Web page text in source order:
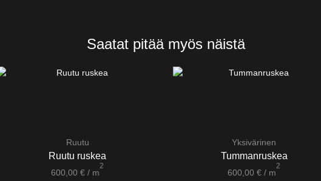
Saatat pitää myös näistä
Ruutu
Ruutu ruskea
600,00 € / m
2
Yksivärinen
Tummanruskea
600,00 € / m
2